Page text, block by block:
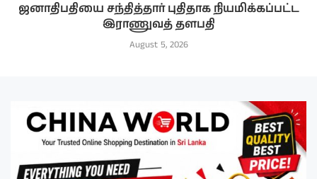
ஜனாதிபதியை சந்தித்தார் புதிதாக நியமிக்கப்பட்ட
இராணுவத் தளபதி
August 5, 2026